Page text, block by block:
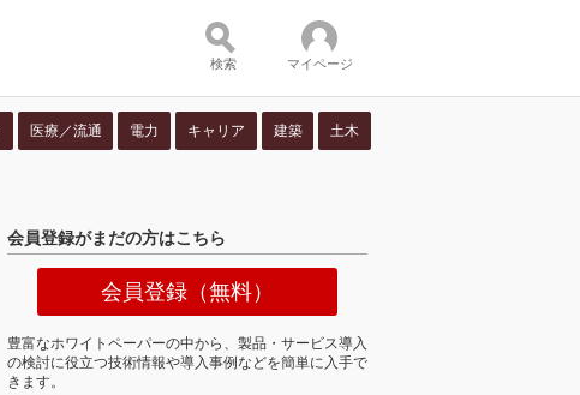
検索 マイページ
医療／流通 電力 キャリア 建築 土木
会員登録がまだの方はこちら
会員登録（無料）
豊富なホワイトペーパーの中から、製品・サービス導入
の検討に役立つ技術情報や導入事例などを簡単に入手で
きます。